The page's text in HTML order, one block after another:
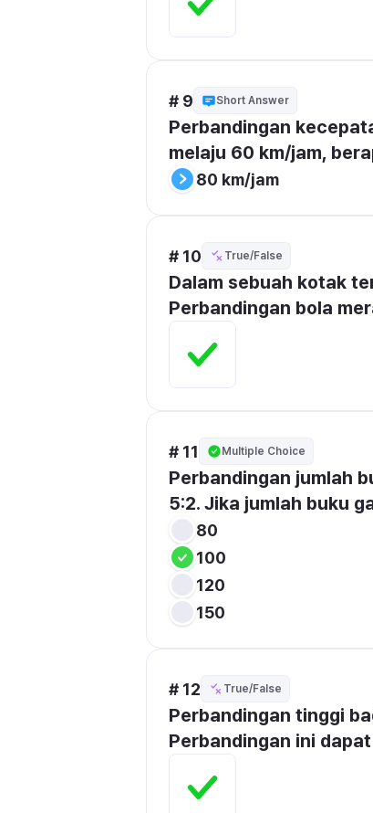
# 9 Short Answer
Perbandingan
melaju 60 km/jam,
80 km/jam
# 10 True/False
Dalam sebuah kotak
Perbandingan bola
# 11 Multiple Choice
Perbandingan jumlah
5:2. Jika jumlah buku
80
100
120
150
# 12 True/False
Perbandingan tinggi
Perbandingan ini